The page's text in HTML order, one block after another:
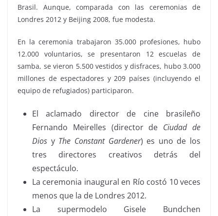
Brasil. Aunque, comparada con las ceremonias de
Londres 2012 y Beijing 2008, fue modesta.
En la ceremonia trabajaron 35.000 profesiones, hubo
12.000 voluntarios, se presentaron 12 escuelas de
samba, se vieron 5.500 vestidos y disfraces, hubo 3.000
millones de espectadores y 209 países (incluyendo el
equipo de refugiados) participaron.
El aclamado director de cine brasileño
Fernando Meirelles (director de Ciudad de
Dios yThe Constant Gardener) es uno de los
tres directores creativos detrás del
espectáculo.
La ceremonia inaugural en Río costó 10 veces
menos que la de Londres 2012.
La supermodelo Gisele Bundchen